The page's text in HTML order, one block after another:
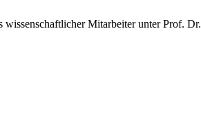
Mitarbeiter unter Prof. Dr.